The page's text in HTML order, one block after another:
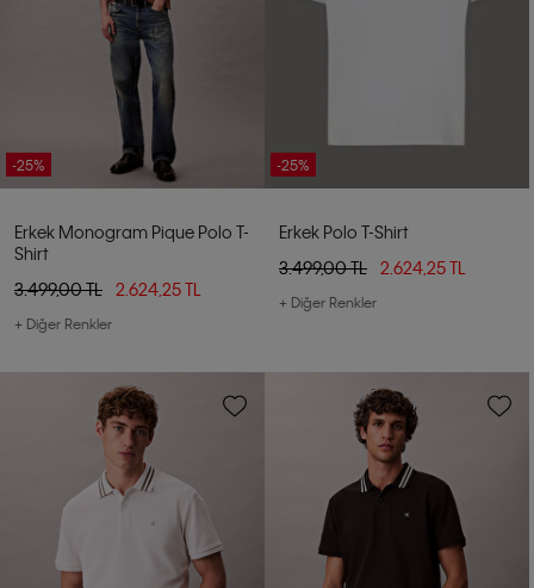
-25%
Erkek Monogram Pique Polo T-
Shirt
3.499,00 TL
2.624,25 TL
+ Diğer Renkler
-25%
Erkek Polo T-Shirt
3.499,00 TL
2.624,25 TL
+ Diğer Renkler